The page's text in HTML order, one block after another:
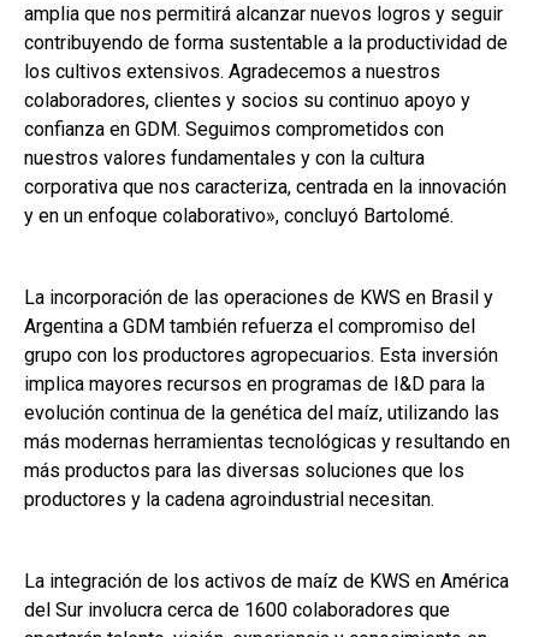
amplia que nos permitirá alcanzar nuevos logros y seguir
contribuyendo de forma sustentable a la productividad de
los cultivos extensivos. Agradecemos a nuestros
colaboradores, clientes y socios su continuo apoyo y
confianza en GDM. Seguimos comprometidos con
nuestros valores fundamentales y con la cultura
corporativa que nos caracteriza, centrada en la innovación
y en un enfoque colaborativo», concluyó Bartolomé.
La incorporación de las operaciones de KWS en Brasil y
Argentina a GDM también refuerza el compromiso del
grupo con los productores agropecuarios. Esta inversión
implica mayores recursos en programas de I&D para la
evolución continua de la genética del maíz, utilizando las
más modernas herramientas tecnológicas y resultando en
más productos para las diversas soluciones que los
productores y la cadena agroindustrial necesitan.
La integración de los activos de maíz de KWS en América
del Sur involucra cerca de 1600 colaboradores que